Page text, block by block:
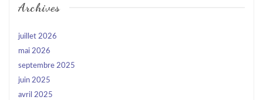
Archives
juillet 2026
mai 2026
septembre 2025
juin 2025
avril 2025